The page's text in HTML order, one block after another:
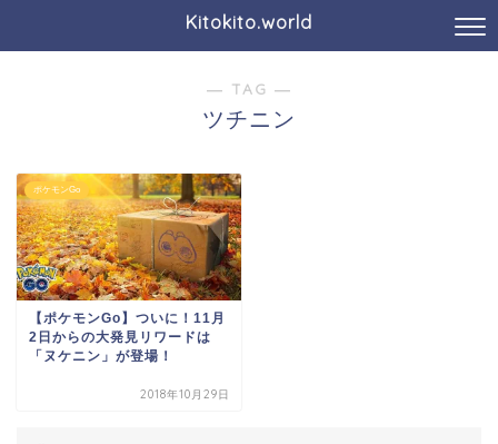
Kitokito.world
― TAG ―
ツチニン
ポケモンGo
【ポケモンGo】ついに！11月
2日からの大発見リワードは
「ヌケニン」が登場！
2018年10月29日